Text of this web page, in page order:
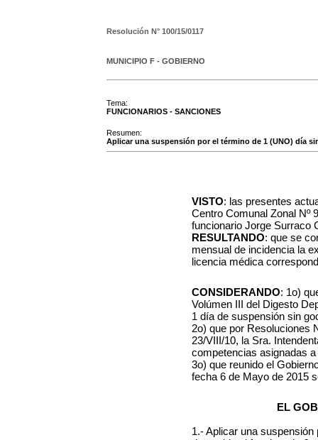
Resolución N° 100/15/0117
MUNICIPIO F - GOBIERNO
Tema:
FUNCIONARIOS - SANCIONES
Resumen:
Aplicar una suspensión por el término de 1 (UNO) día
VISTO: las presentes
Centro Comunal Zonal Nº
funcionario Jorge Surraco
RESULTANDO: que se
mensual de incidencia la
licencia médica
CONSIDERANDO: 1o)
Volúmen III del Digesto
1 día de suspensión sin
2o) que por Resoluciones
23/VIII/10, la Sra.
competencias asignadas
3o) que reunido el
fecha 6 de Mayo de 2015
EL
1.- Aplicar una